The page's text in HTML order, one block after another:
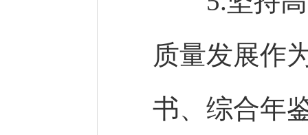
质量发展作
书、综合年